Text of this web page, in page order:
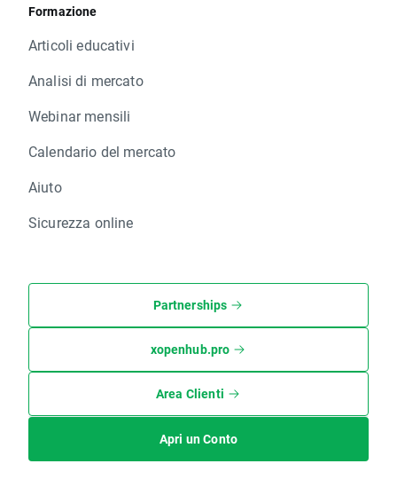
Formazione
Articoli educativi
Analisi di mercato
Webinar mensili
Calendario del mercato
Aiuto
Sicurezza online
Partnerships
xopenhub.pro
Area Clienti
Apri un Conto